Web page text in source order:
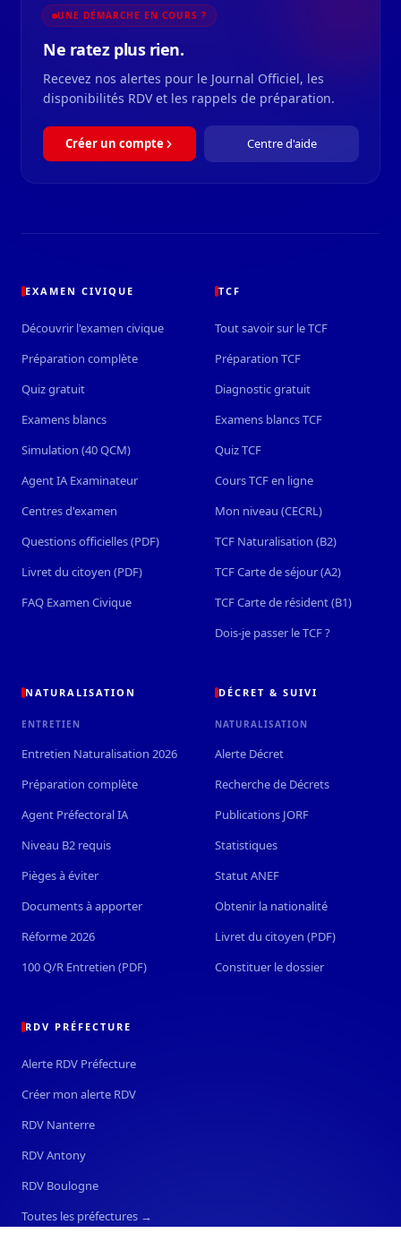
UNE DÉMARCHE EN COURS ?
Ne ratez plus rien.
Recevez nos alertes pour le Journal Officiel, les
disponibilités RDV et les rappels de préparation.
Créer un compte Centre d'aide
EXAMEN CIVIQUE
Découvrir l'examen civique
Préparation complète
Quiz gratuit
Examens blancs
Simulation (40 QCM)
Agent IA Examinateur
Centres d'examen
Questions officielles (PDF)
Livret du citoyen (PDF)
FAQ Examen Civique
TCF
Tout savoir sur le TCF
Préparation TCF
Diagnostic gratuit
Examens blancs TCF
Quiz TCF
Cours TCF en ligne
Mon niveau (CECRL)
TCF Naturalisation (B2)
TCF Carte de séjour (A2)
TCF Carte de résident (B1)
Dois-je passer le TCF ?
NATURALISATION
ENTRETIEN
Entretien Naturalisation 2026
Préparation complète
Agent Préfectoral IA
Niveau B2 requis
Pièges à éviter
Documents à apporter
Réforme 2026
100 Q/R Entretien (PDF)
DÉCRET & SUIVI
NATURALISATION
Alerte Décret
Recherche de Décrets
Publications JORF
Statistiques
Statut ANEF
Obtenir la nationalité
Livret du citoyen (PDF)
Constituer le dossier
RDV PRÉFECTURE
Alerte RDV Préfecture
Créer mon alerte RDV
RDV Nanterre
RDV Antony
RDV Boulogne
Toutes les préfectures →